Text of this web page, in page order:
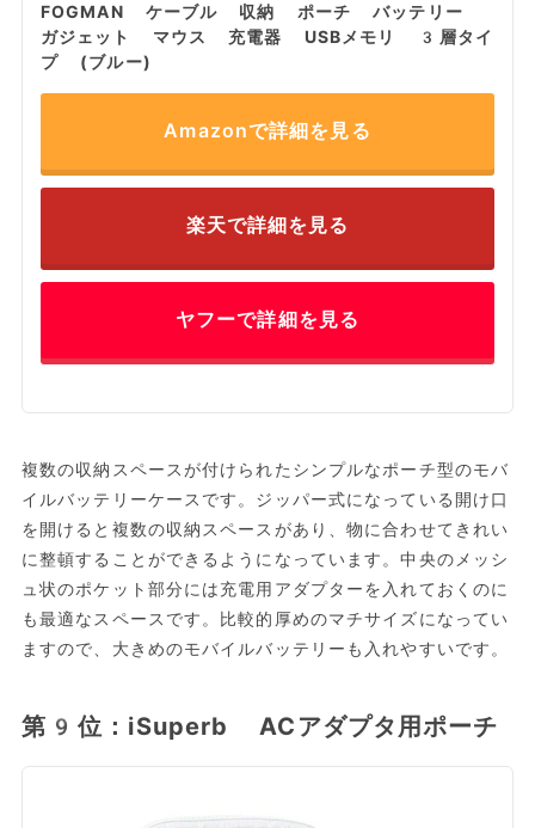
FOGMAN ケーブル 収納 ポーチ バッテリー
ガジェット マウス 充電器 USBメモリ 3層タイ
プ (ブルー)
Amazonで詳細を見る
楽天で詳細を見る
ヤフーで詳細を見る
複数の収納スペースが付けられたシンプルなポーチ型のモバ
イルバッテリーケースです。ジッパー式になっている開け口
を開けると複数の収納スペースがあり、物に合わせてきれい
に整頓することができるようになっています。中央のメッシ
ュ状のポケット部分には充電用アダプターを入れておくのに
も最適なスペースです。比較的厚めのマチサイズになってい
ますので、大きめのモバイルバッテリーも入れやすいです。
第9位：iSuperb ACアダプタ用ポーチ